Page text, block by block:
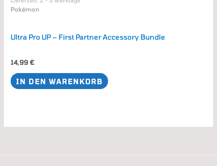
Pokémon
Ultra Pro UP – First Partner Accessory Bundle
14,99 €
IN DEN WARENKORB